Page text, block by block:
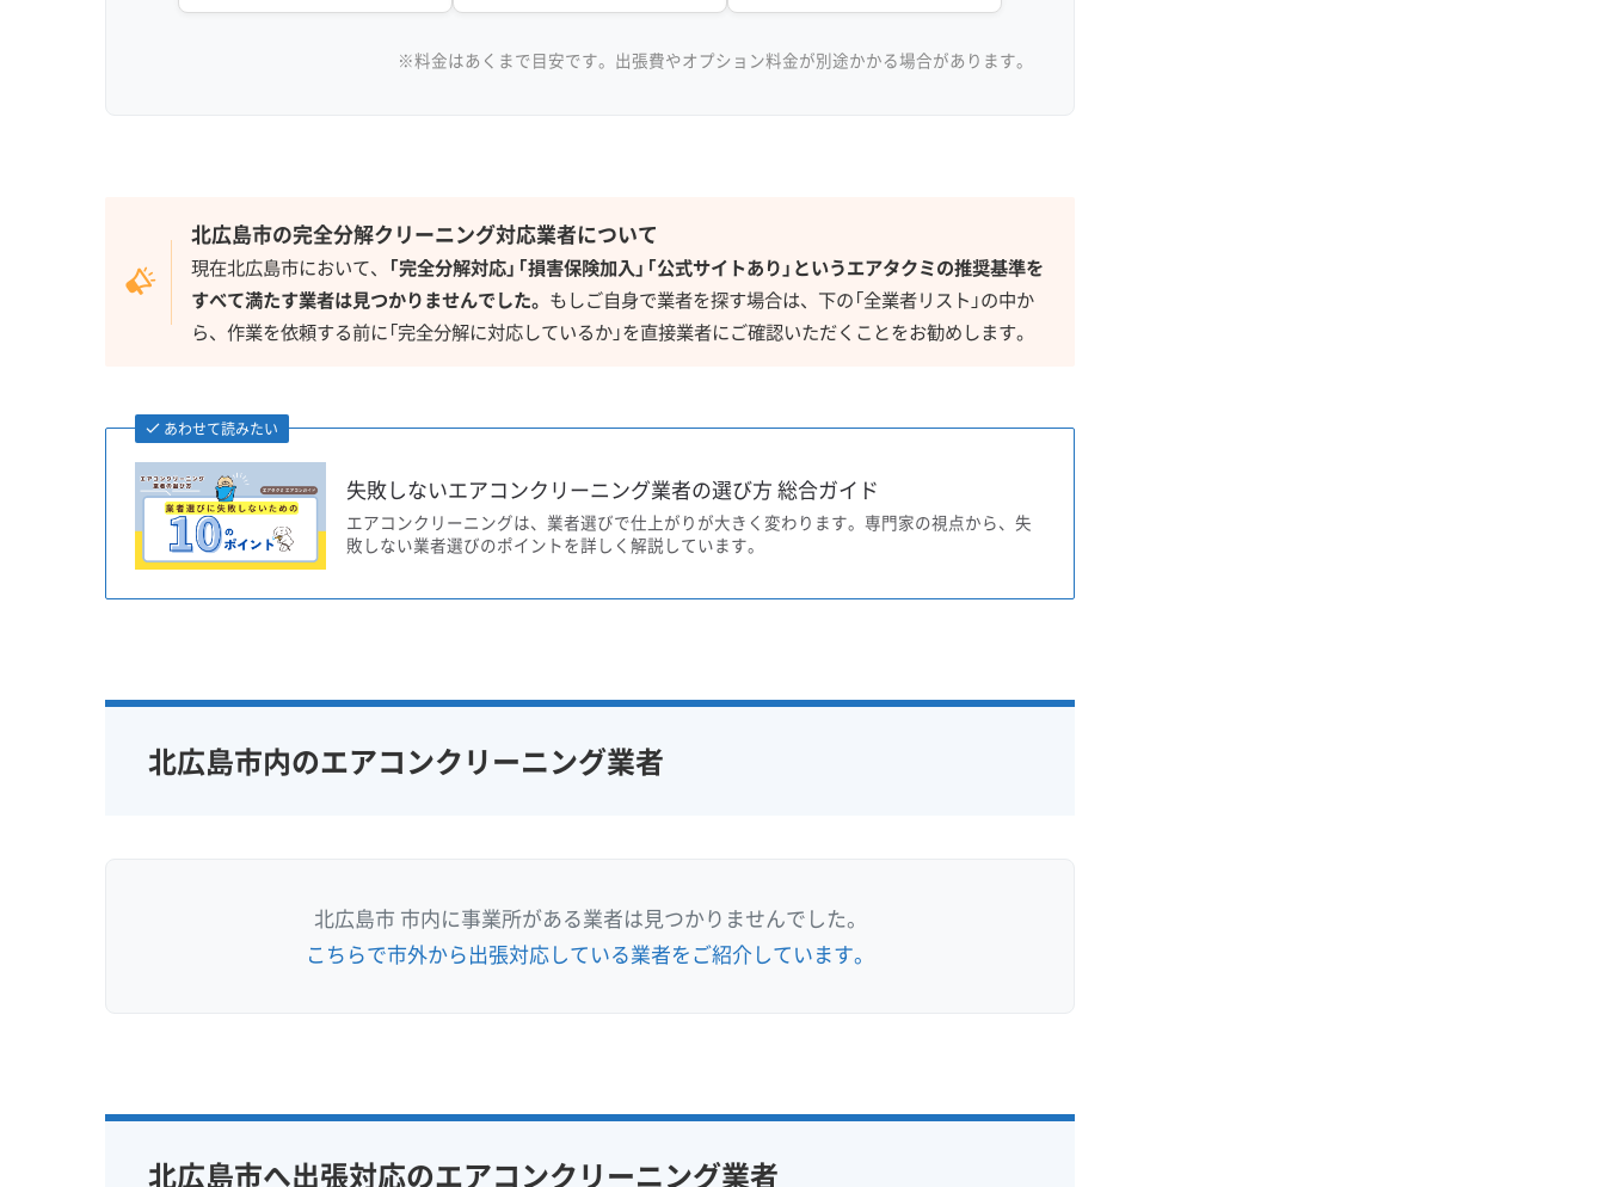
※料金はあくまで目安です。出張費やオプション料金が別途かかる場合があります。
北広島市の完全分解クリーニング対応業者について
現在北広島市において、 「完全分解対応」「損害保険加入」「公式サイトあり」というエアタクミの推奨基準を
すべて満たす業者は見つかりませんでした。 もしご自身で業者を探す場合は、下の「全業者リスト」の中か
ら、作業を依頼する前に「完全分解に対応しているか」を直接業者にご確認いただくことをお勧めします。
あわせて読みたい
失敗しないエアコンクリーニング業者の選び方 総合ガイド
エアコンクリーニングは、業者選びで仕上がりが大きく変わります。専門家の視点から、失
敗しない業者選びのポイントを詳しく解説しています。
北広島市内のエアコンクリーニング業者
北広島市 市内に事業所がある業者は見つかりませんでした。
こちらで市外から出張対応している業者をご紹介しています。
北広島市へ出張対応のエアコンクリーニング業者